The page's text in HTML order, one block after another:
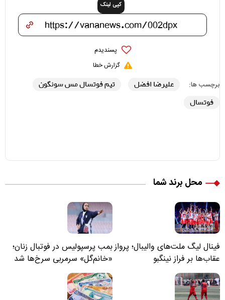
کپی لینک
پسندیدم
گزارش خطا
برچسب ها: علیرضا افضل
تیم فوتسال مس سونگون
فوتسال
محل برند شما
فینال لیگ ملت‌های والیبال؛ پرواز
عقاب‌ها بر فراز نینگبو
بمب پرسپولیس در فوتبال زنان؛
«خانم‌گل» سرمربی سرخ‌ها شد